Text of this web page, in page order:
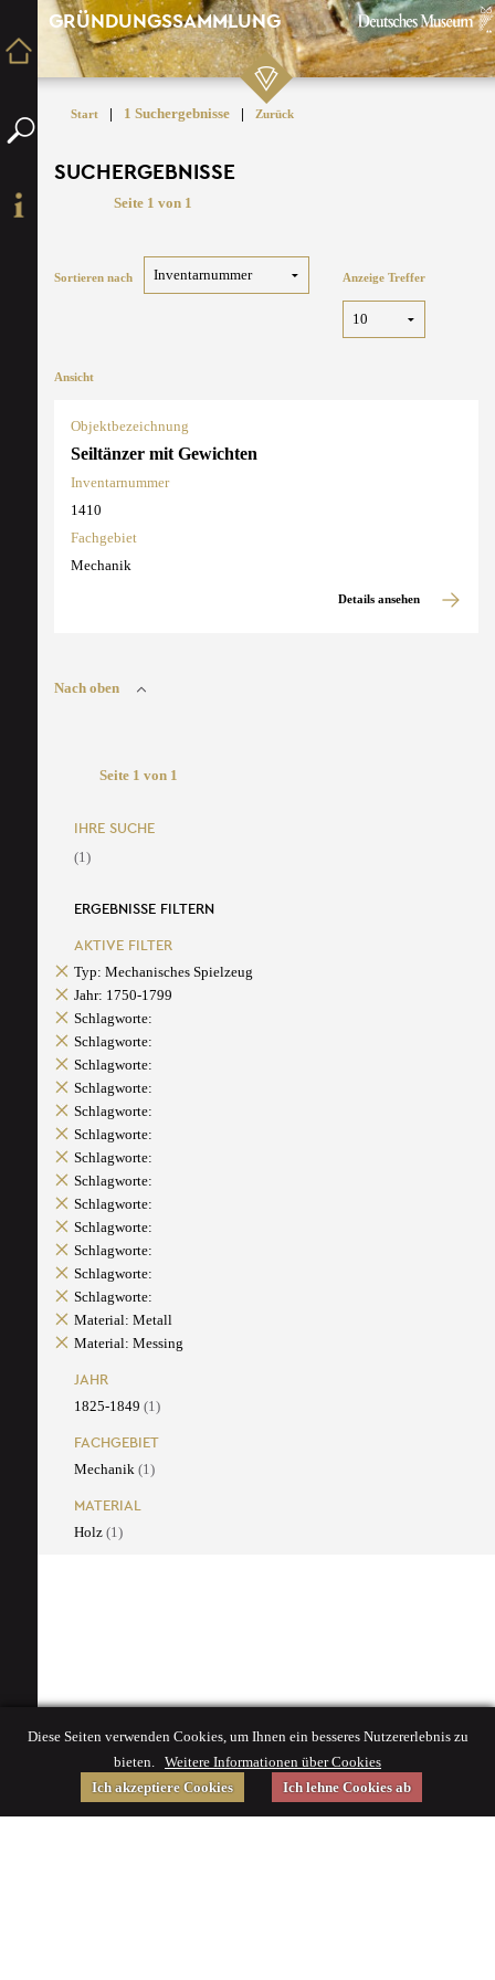
GRÜNDUNGSSAMMLUNG
Start | 1 Suchergebnisse | Zurück
SUCHERGEBNISSE
Seite 1 von 1
Sortieren nach Anzeige Treffer
Ansicht
Objektbezeichnung
Seiltänzer mit Gewichten
Inventarnummer
1410
Fachgebiet
Mechanik
Details ansehen
Nach oben
Seite 1 von 1
IHRE SUCHE
(1)
ERGEBNISSE FILTERN
AKTIVE FILTER
Typ: Mechanisches Spielzeug
Jahr: 1750-1799
Schlagworte:
Schlagworte:
Schlagworte:
Schlagworte:
Schlagworte:
Schlagworte:
Schlagworte:
Schlagworte:
Schlagworte:
Schlagworte:
Schlagworte:
Schlagworte:
Schlagworte:
Material: Metall
Material: Messing
JAHR
1825-1849 (1)
FACHGEBIET
Mechanik (1)
MATERIAL
Holz (1)
Diese Seiten verwenden Cookies, um Ihnen ein besseres Nutzererlebnis zu
bieten. Weitere Informationen über Cookies
Ich akzeptiere Cookies
Ich lehne Cookies ab